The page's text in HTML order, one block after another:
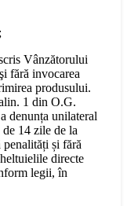
Vânzătorului
fără invocarea
produsului.
1 din O.G.
denunța unilateral
14 zile de la
și fără
directe
legii, în